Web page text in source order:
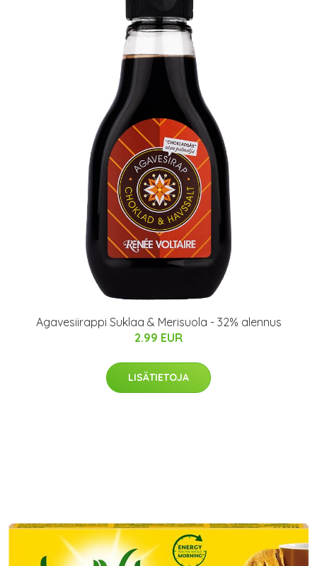
Agavesiirappi Suklaa & Merisuola - 32% alennus
2.99 EUR
LISÄTIETOJA